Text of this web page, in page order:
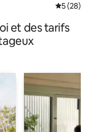
5 (28)
et des tarifs